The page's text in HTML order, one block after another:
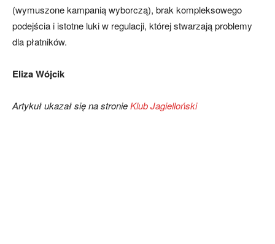
(wymuszone kampanią wyborczą), brak kompleksowego
podejścia i istotne luki w regulacji, której stwarzają problemy
dla płatników.
Eliza Wójcik
Artykuł ukazał się na stronieKlub Jagielloński